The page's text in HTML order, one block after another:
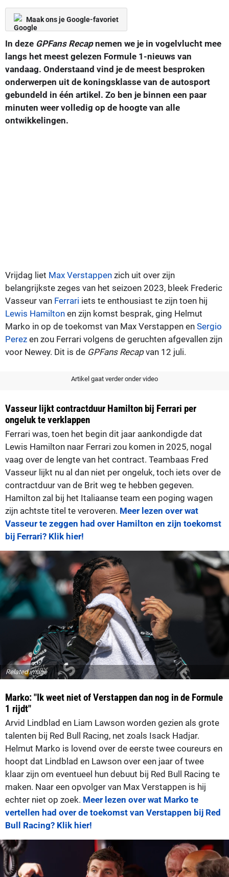
Maak ons je Google-favoriet
In deze GPFans Recapnemen we je in vogelvlucht mee
langs het meest gelezen Formule 1-nieuws van
vandaag. Onderstaand vind je de meest besproken
onderwerpen uit de koningsklasse van de autosport
gebundeld in één artikel. Zo ben je binnen een paar
minuten weer volledig op de hoogte van alle
ontwikkelingen.
Vrijdag liet Max Verstappen zich uit over zijn
belangrijkste zeges van het seizoen 2023, bleek Frederic
Vasseur van Ferrari iets te enthousiast te zijn toen hij
Lewis Hamilton en zijn komst besprak, ging Helmut
Marko in op de toekomst van Max Verstappen en Sergio
Perez en zou Ferrari volgens de geruchten afgevallen zijn
voor Newey. Dit is de GPFans Recap van 12 juli.
Artikel gaat verder onder video
Vasseur lijkt contractduur Hamilton bij Ferrari per
ongeluk te verklappen
Ferrari was, toen het begin dit jaar aankondigde dat
Lewis Hamilton naar Ferrari zou komen in 2025, nogal
vaag over de lengte van het contract. Teambaas Fred
Vasseur lijkt nu al dan niet per ongeluk, toch iets over de
contractduur van de Brit weg te hebben gegeven.
Hamilton zal bij het Italiaanse team een poging wagen
zijn achtste titel te veroveren. Meer lezen over wat
Vasseur te zeggen had over Hamilton en zijn toekomst
bij Ferrari? Klik hier!
Related image
Marko: "Ik weet niet of Verstappen dan nog in de Formule
1 rijdt"
Arvid Lindblad en Liam Lawson worden gezien als grote
talenten bij Red Bull Racing, net zoals Isack Hadjar.
Helmut Marko is lovend over de eerste twee coureurs en
hoopt dat Lindblad en Lawson over een jaar of twee
klaar zijn om eventueel hun debuut bij Red Bull Racing te
maken. Naar een opvolger van Max Verstappen is hij
echter niet op zoek. Meer lezen over wat Marko te
vertellen had over de toekomst van Verstappen bij Red
Bull Racing? Klik hier!